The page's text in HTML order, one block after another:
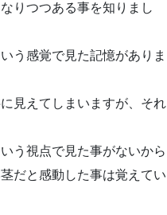
りつつある事を知りまし
う感覚で見た記憶がありま
見えてしまいますが、それ
う視点で見た事がないから
だと感動した事は覚えてい